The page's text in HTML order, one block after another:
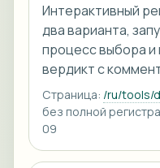
Интерактивный
два варианта,
процесс выбора и
вердикт с
Страница: /ru/tools/
без полной
09